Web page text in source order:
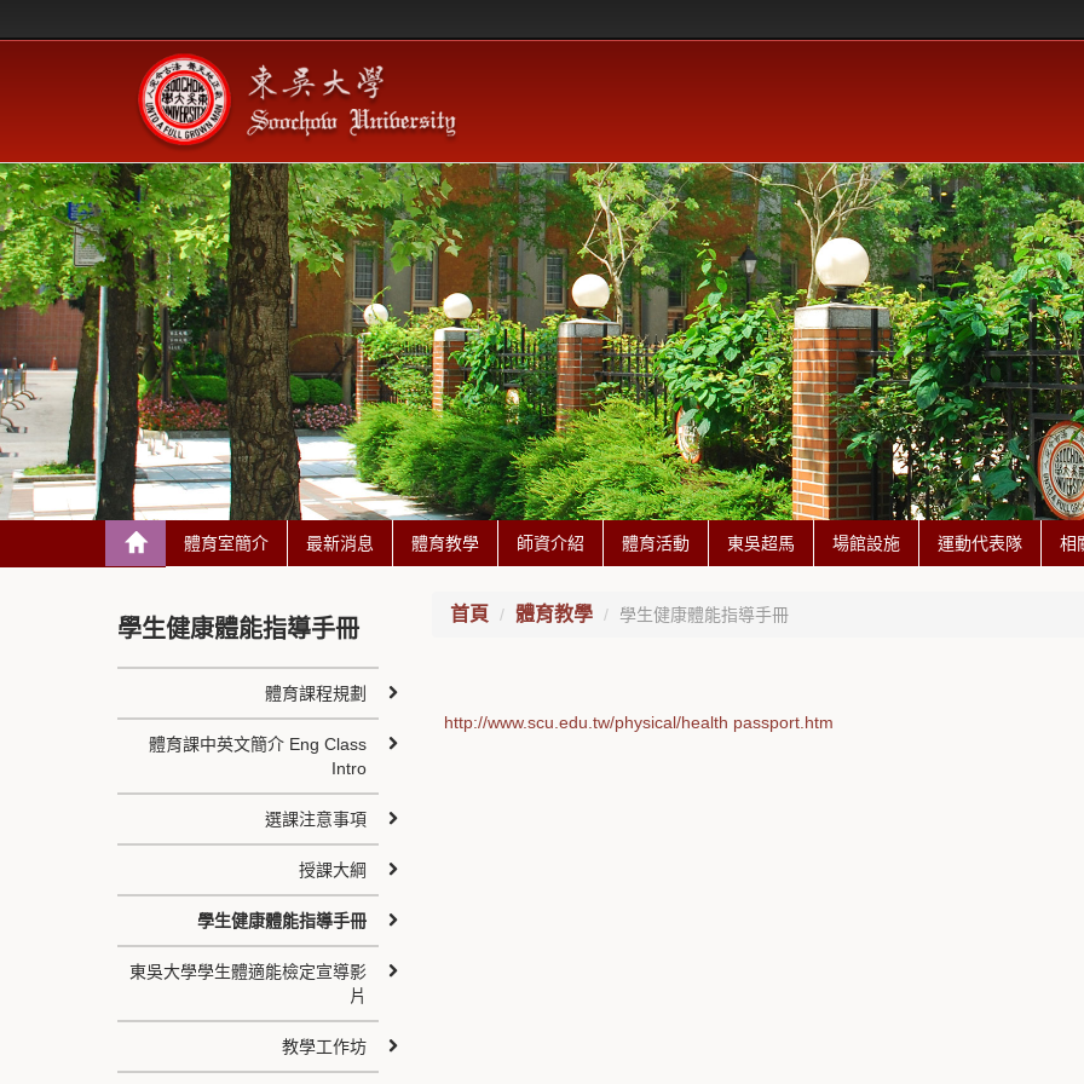
體育室簡介 最新消息 體育教學 師資介紹 體育活動 東吳超馬 場館設施 運動代表隊 相
首頁 體育教學 學生健康體能指導手冊
http://www.scu.edu.tw/physical/health passport.htm
學生健康體能指導手冊
體育課程規劃
體育課中英文簡介 Eng Class
Intro
選課注意事項
授課大綱
學生健康體能指導手冊
東吳大學學生體適能檢定宣導影
片
教學工作坊